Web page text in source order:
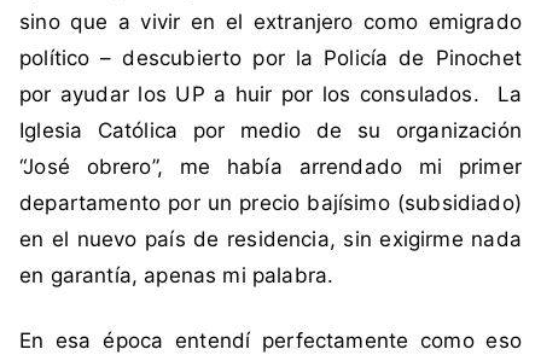
sino que a vivir en el extranjero como emigrado
político – descubierto por la Policía de Pinochet
por ayudar los UP a huir por los consulados. La
Iglesia Católica por medio de su organización
“José obrero”, me había arrendado mi primer
departamento por un precio bajísimo (subsidiado)
en el nuevo país de residencia, sin exigirme nada
en garantía, apenas mi palabra.
En esa época entendí perfectamente como eso